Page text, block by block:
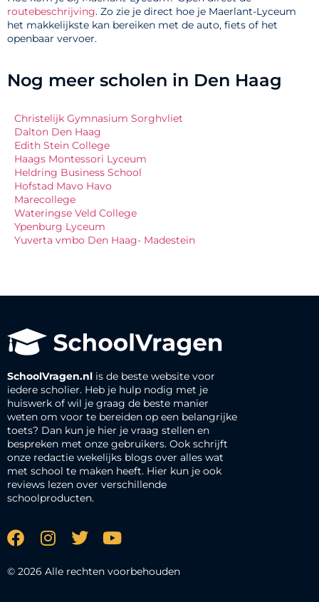
routebeschrijving. Zo zie je direct hoe je Maerlant-Lyceum
het makkelijkste kan bereiken met de auto, fiets of het
openbaar vervoer.
Nog meer scholen in Den Haag
Christelijk Gymnasium Sorghvliet
Dalton Den Haag
Edith Stein College
Haags Montessori Lyceum
Heldring Business School
Hofstad Mavo Havo
Marecollege
Wateringse Veld College
Ypenburg Lyceum
Yuverta vmbo Den Haag- Madestein
SchoolVragen.nl is de beste website voor
iedere scholier. Heb je hulp nodig met je
huiswerk of wil je graag de beste manier
weten om voor te bereiden op een belangrijke
toets? Dan kun je hier je vraag stellen en
bespreken met onze gebruikers. Ook schrijft
onze redactie wekelijks blogs over alles wat
met school te maken heeft. Hier kun je ook
reviews lezen over verschillende
schoolproducten.
© 2026 Alle rechten voorbehouden